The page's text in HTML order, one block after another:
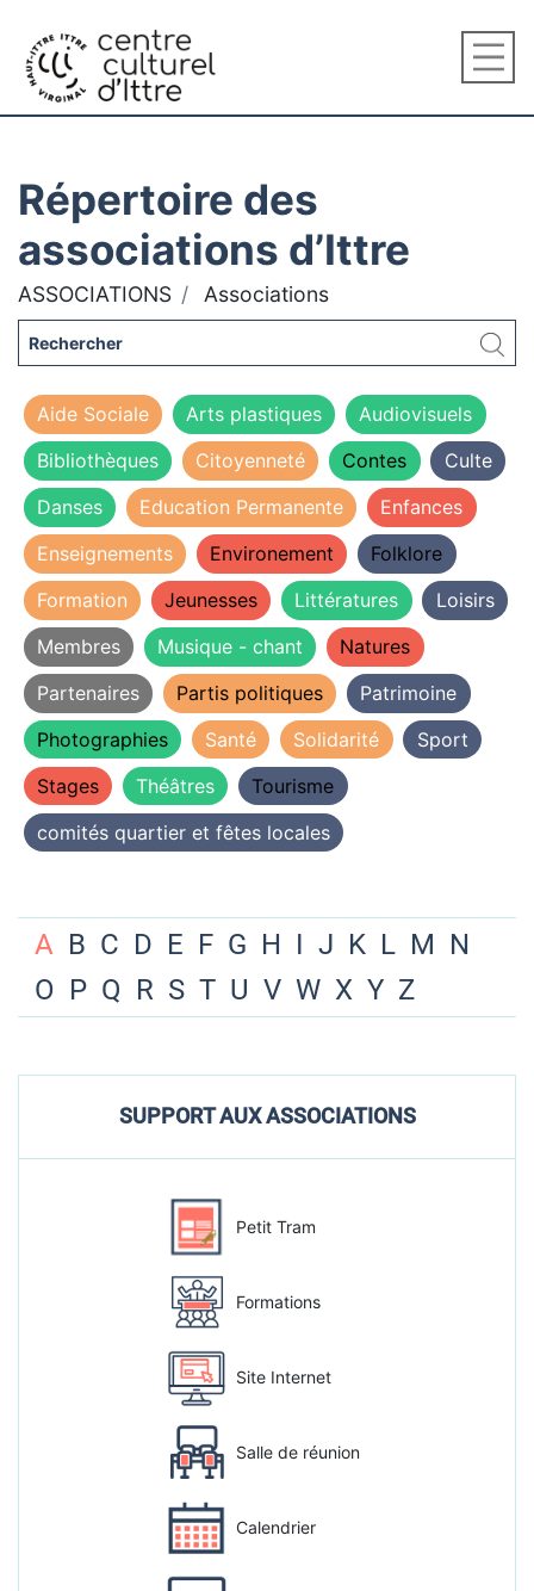
Répertoire des
associations d’Ittre
ASSOCIATIONS Associations
Aide Sociale Arts plastiques
Audiovisuels
Bibliothèques
Citoyenneté Contes
Culte
Danses
Education Permanente
Enfances
Enseignements
Environement
Folklore
Formation
Jeunesses Littératures
Loisirs
Membres
Musique - chant
Natures
Partenaires
Partis politiques
Patrimoine
Photographies
Santé Solidarité
Sport
Stages
Théâtres
Tourisme
comités quartier et fêtes locales
A B C D E F G H I J K L M N
O P Q R S T U V W X Y Z
SUPPORT AUX ASSOCIATIONS
Petit Tram
Formations
Site Internet
Salle de réunion
Calendrier